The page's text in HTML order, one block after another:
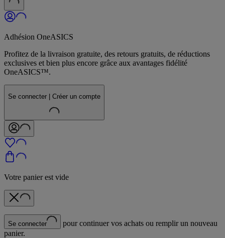
Adhésion OneASICS
Profitez de la livraison gratuite, des retours gratuits, de réductions
exclusives et bien plus encore grâce aux avantages fidélité
OneASICS™.
Se connecter | Créer un compte
Votre panier est vide
Se connecter
pour continuer vos achats ou remplir un nouveau
panier.